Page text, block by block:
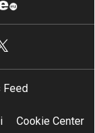
Feed
Cookie Center